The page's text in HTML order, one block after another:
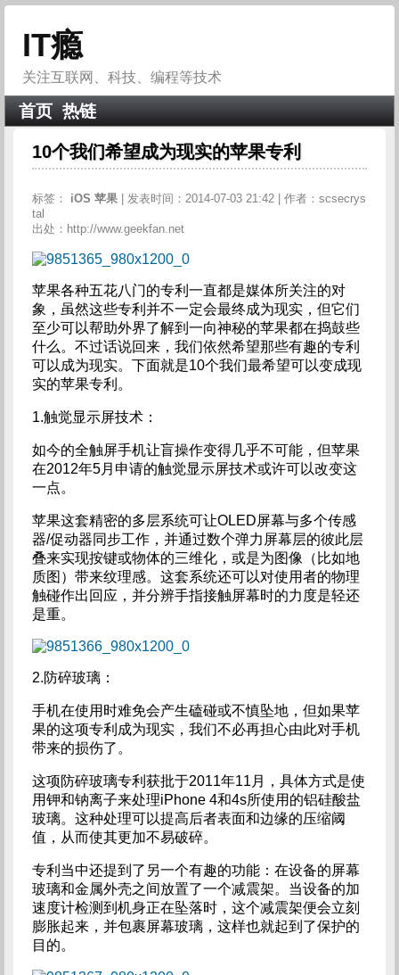
IT瘾
关注互联网、科技、编程等技术
首页 热链
10个我们希望成为现实的苹果专利
标签： iOS 苹果
| 发表时间：2014-07-03 21:42 | 作者：scsecrys
tal
出处：http://www.geekfan.net
苹果各种五花八门的专利一直都是媒体所关注的对
象，虽然这些专利并不一定会最终成为现实，但它们
至少可以帮助外界了解到一向神秘的苹果都在捣鼓些
什么。不过话说回来，我们依然希望那些有趣的专利
可以成为现实。下面就是10个我们最希望可以变成现
实的苹果专利。
1.触觉显示屏技术：
如今的全触屏手机让盲操作变得几乎不可能，但苹果
在2012年5月申请的触觉显示屏技术或许可以改变这
一点。
苹果这套精密的多层系统可让OLED屏幕与多个传感
器/促动器同步工作，并通过数个弹力屏幕层的彼此层
叠来实现按键或物体的三维化，或是为图像（比如地
质图）带来纹理感。这套系统还可以对使用者的物理
触碰作出回应，并分辨手指接触屏幕时的力度是轻还
是重。
2.防碎玻璃：
手机在使用时难免会产生磕碰或不慎坠地，但如果苹
果的这项专利成为现实，我们不必再担心由此对手机
带来的损伤了。
这项防碎玻璃专利获批于2011年11月，具体方式是使
用钾和钠离子来处理iPhone 4和4s所使用的铝硅酸盐
玻璃。这种处理可以提高后者表面和边缘的压缩阈
值，从而使其更加不易破碎。
专利当中还提到了另一个有趣的功能：在设备的屏幕
玻璃和金属外壳之间放置了一个减震架。当设备的加
速度计检测到机身正在坠落时，这个减震架便会立刻
膨胀起来，并包裹屏幕玻璃，这样也就起到了保护的
目的。